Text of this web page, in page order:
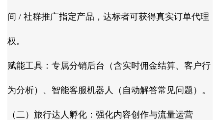
间 / 社群推广指定产品，达标者可获得真实订单代理
权。​
赋能工具：专属分销后台（含实时佣金结算、客户行
为分析）、智能客服机器人（自动解答常见问题）。​
（二）旅行达人孵化：强化内容创作与流量运营​